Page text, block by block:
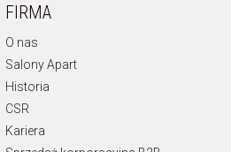
FIRMA
O nas
Salony Apart
Historia
CSR
Kariera